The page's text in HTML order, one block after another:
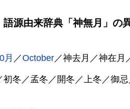
語源由来辞典「神無月」の
月 ／October／神去月／神在月
初冬／孟冬／開冬／上冬／御